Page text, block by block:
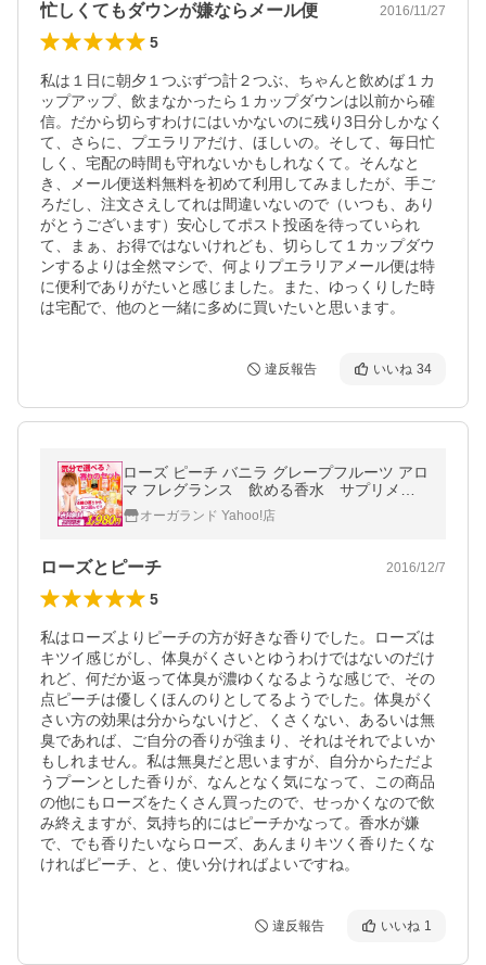
忙しくてもダウンが嫌ならメール便 2016/11/27
5
私は１日に朝夕１つぶずつ計２つぶ、ちゃんと飲めば１カ
ップアップ、飲まなかったら１カップダウンは以前から確
信。だから切らすわけにはいかないのに残り3日分しかなく
て、さらに、プエラリアだけ、ほしいの。そして、毎日忙
しく、宅配の時間も守れないかもしれなくて。そんなと
き、メール便送料無料を初めて利用してみましたが、手ご
ろだし、注文さえしてれは間違いないので（いつも、あり
がとうございます）安心してポスト投函を待っていられ
て、まぁ、お得ではないけれども、切らして１カップダウ
ンするよりは全然マシで、何よりプエラリアメール便は特
に便利でありがたいと感じました。また、ゆっくりした時
は宅配で、他のと一緒に多めに買いたいと思います。
違反報告 いいね 34
ローズ ピーチ バニラ グレープフルーツ アロ
マ フレグランス 飲める香水 サプリメン
ト サプリ 初回限定 倉庫
オーガランド Yahoo!店
ローズとピーチ 2016/12/7
5
私はローズよりピーチの方が好きな香りでした。ローズは
キツイ感じがし、体臭がくさいとゆうわけではないのだけ
れど、何だか返って体臭が濃ゆくなるような感じで、その
点ピーチは優しくほんのりとしてるようでした。体臭がく
さい方の効果は分からないけど、くさくない、あるいは無
臭であれば、ご自分の香りが強まり、それはそれでよいか
もしれません。私は無臭だと思いますが、自分からただよ
うプーンとした香りが、なんとなく気になって、この商品
の他にもローズをたくさん買ったので、せっかくなので飲
み終えますが、気持ち的にはピーチかなって。香水が嫌
で、でも香りたいならローズ、あんまりキツく香りたくな
ければピーチ、と、使い分ければよいですね。
違反報告 いいね 1